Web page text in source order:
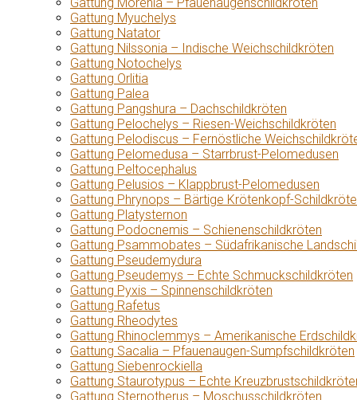
Gattung Myuchelys
Gattung Natator
Gattung Nilssonia – Indische Weichschildkröten
Gattung Notochelys
Gattung Orlitia
Gattung Palea
Gattung Pangshura – Dachschildkröten
Gattung Pelochelys – Riesen-Weichschildkröten
Gattung Pelodiscus – Fernöstliche
Gattung Pelomedusa – Starrbrust-Pelomedusen
Gattung Peltocephalus
Gattung Pelusios – Klappbrust-Pelomedusen
Gattung Phrynops – Bärtige Krötenkopf-
Gattung Platysternon
Gattung Podocnemis – Schienenschildkröten
Gattung Psammobates – Südafrikanische
Gattung Pseudemydura
Gattung Pseudemys – Echte Schmuckschildkröten
Gattung Pyxis – Spinnenschildkröten
Gattung Rafetus
Gattung Rheodytes
Gattung Rhinoclemmys – Amerikanische
Gattung Sacalia – Pfauenaugen-Sumpfschildkröten
Gattung Siebenrockiella
Gattung Staurotypus – Echte
Gattung Sternotherus – Moschusschildkröten